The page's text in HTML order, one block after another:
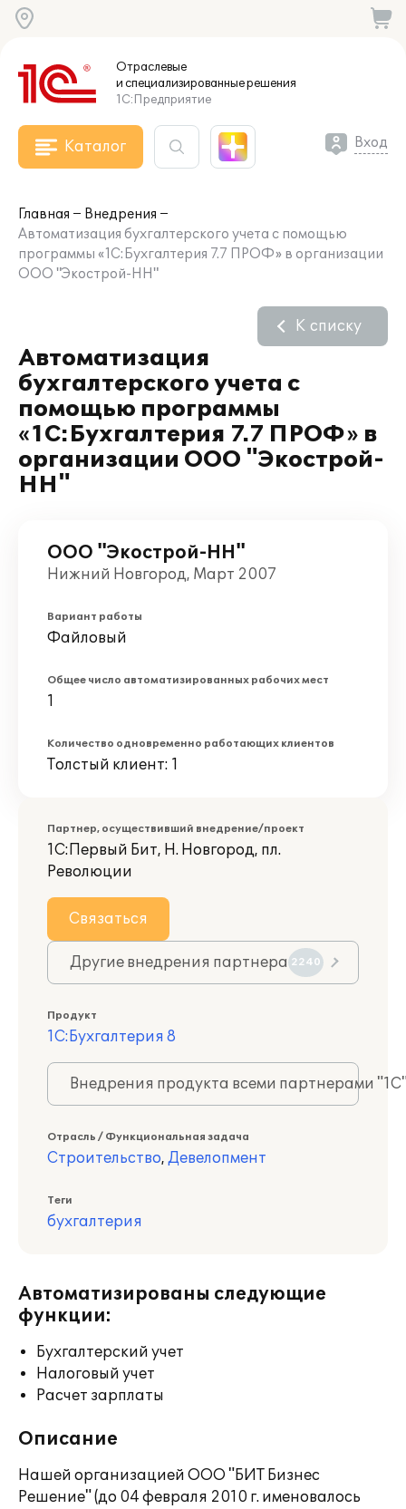
Отраслевые
и специализированныерешения
1С:Предприятие
Каталог Вход
Главная
Внедрения
Автоматизация бухгалтерского учета с помощью
программы «1С:Бухгалтерия 7.7 ПРОФ» в организации
ООО "Экострой-НН"
Автоматизация
бухгалтерского учета с
помощью программы
«1С:Бухгалтерия 7.7 ПРОФ» в
организации ООО "Экострой-
НН"
К списку
ООО "Экострой-НН"
Нижний Новгород, Март 2007
Вариант работы
Файловый
Общее число автоматизированных рабочих мест
1
Количество одновременно работающих клиентов
Толстый клиент: 1
Партнер, осуществивший внедрение/проект
1С:Первый Бит, Н. Новгород, пл.
Революции
Связаться
Другие внедрения партнера 2240
Продукт
1С:Бухгалтерия 8
Внедрения продукта всеми партнерами
Отрасль / Функциональная задача
Строительство, Девелопмент
Теги
бухгалтерия
Автоматизированы следующие
функции:
Бухгалтерский учет
Налоговый учет
Расчет зарплаты
Описание
Нашей организацией ООО "БИТ Бизнес
Решение" (до 04 февраля 2010 г. именовалось